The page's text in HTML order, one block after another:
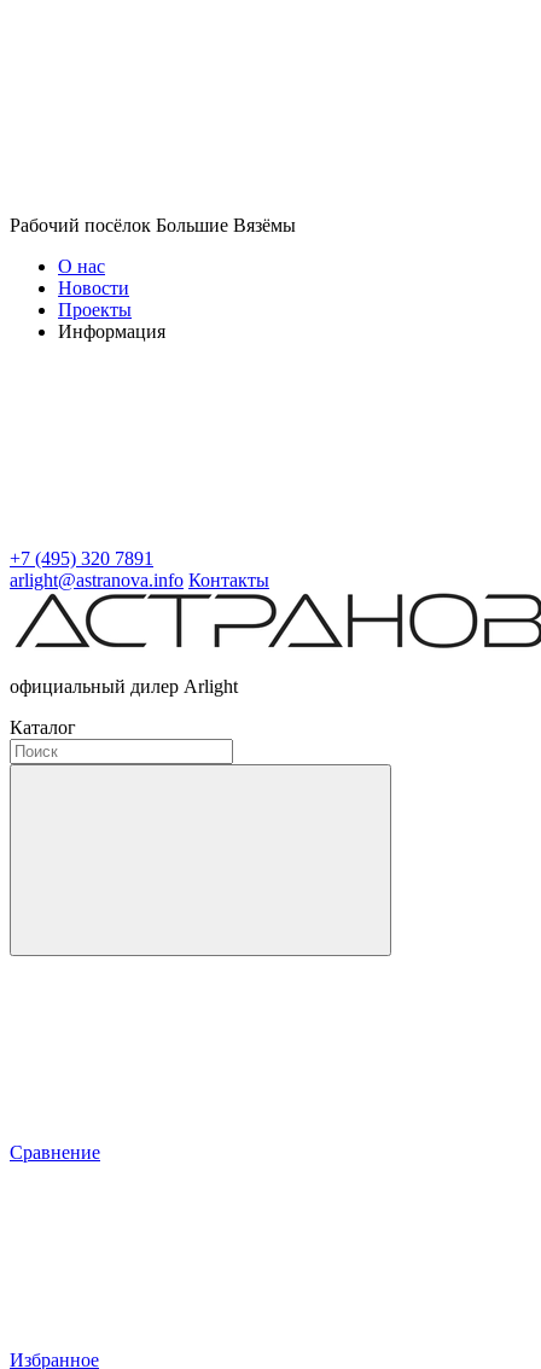
Рабочий посёлок Большие Вязёмы
О нас
Новости
Проекты
Информация
+7 (495) 320 7891
arlight@astranova.info Контакты
официальный дилер Arlight
Каталог
Сравнение
Избранное